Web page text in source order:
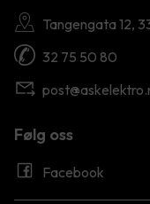
Tangengata 12,
32 75 50 80
Følg oss
Facebook